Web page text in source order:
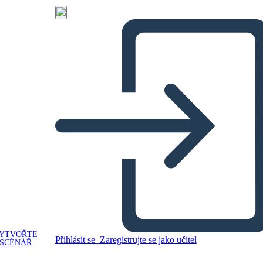
SCÉNÁŘ
Přihlásit se Zaregistrujte se jako učitel